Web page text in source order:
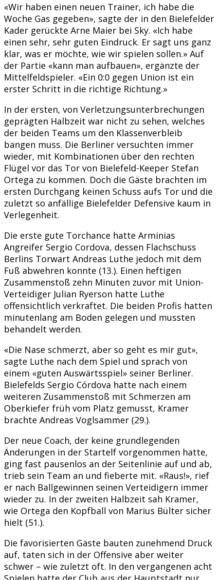
«Wir haben einen neuen Trainer, ich habe die
Woche Gas gegeben», sagte der in den Bielefelder
Kader gerückte Arne Maier bei Sky. «Ich habe
einen sehr, sehr guten Eindruck. Er sagt uns ganz
klar, was er möchte, wie wir spielen sollen.» Auf
der Partie «kann man aufbauen», ergänzte der
Mittelfeldspieler. «Ein 0:0 gegen Union ist ein
erster Schritt in die richtige Richtung.»
In der ersten, von Verletzungsunterbrechungen
geprägten Halbzeit war nicht zu sehen, welches
der beiden Teams um den Klassenverbleib
bangen muss. Die Berliner versuchten immer
wieder, mit Kombinationen über den rechten
Flügel vor das Tor von Bielefeld-Keeper Stefan
Ortega zu kommen. Doch die Gäste brachten im
ersten Durchgang keinen Schuss aufs Tor und die
zuletzt so anfällige Bielefelder Defensive kaum in
Verlegenheit.
Die erste gute Torchance hatte Arminias
Angreifer Sergio Cordova, dessen Flachschuss
Berlins Torwart Andreas Luthe jedoch mit dem
Fuß abwehren konnte (13.). Einen heftigen
Zusammenstoß zehn Minuten zuvor mit Union-
Verteidiger Julian Ryerson hatte Luthe
offensichtlich verkraftet. Die beiden Profis hatten
minutenlang am Boden gelegen und mussten
behandelt werden.
«Die Nase schmerzt, aber so geht es mir gut»,
sagte Luthe nach dem Spiel und sprach von
einem «guten Auswärtsspiel» seiner Berliner.
Bielefelds Sergio Córdova hatte nach einem
weiteren Zusammenstoß mit Schmerzen am
Oberkiefer früh vom Platz gemusst, Kramer
brachte Andreas Voglsammer (29.).
Der neue Coach, der keine grundlegenden
Änderungen in der Startelf vorgenommen hatte,
ging fast pausenlos an der Seitenlinie auf und ab,
trieb sein Team an und fieberte mit. «Raus!», rief
er nach Ballgewinnen seinen Verteidigern immer
wieder zu. In der zweiten Halbzeit sah Kramer,
wie Ortega den Kopfball von Marius Bülter sicher
hielt (51.).
Die favorisierten Gäste bauten zunehmend Druck
auf, taten sich in der Offensive aber weiter
schwer – wie zuletzt oft. In den vergangenen acht